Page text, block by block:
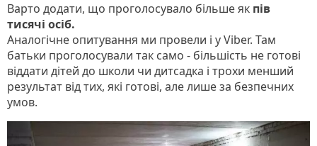
Варто додати, що проголосувало більше як пів
тисячі осіб.
Аналогічне опитування ми провели і у Viber. Там
батьки проголосували так само - більшість не готові
віддати дітей до школи чи дитсадка і трохи менший
результат від тих, які готові, але лише за безпечних
умов.